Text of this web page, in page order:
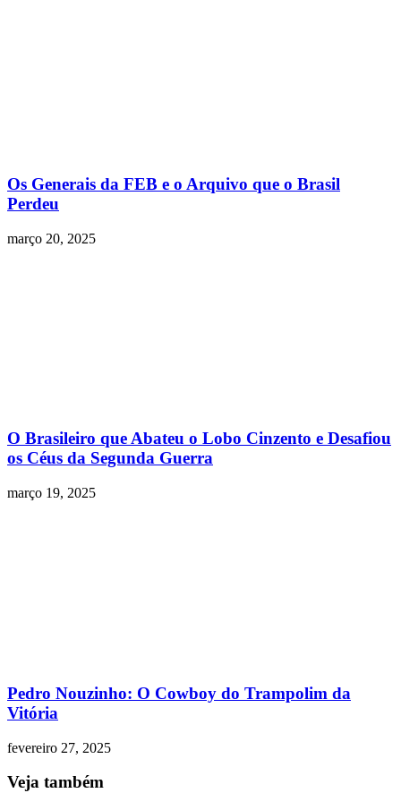
Os Generais da FEB e o Arquivo que o Brasil
Perdeu
março 20, 2025
O Brasileiro que Abateu o Lobo Cinzento e Desafiou
os Céus da Segunda Guerra
março 19, 2025
Pedro Nouzinho: O Cowboy do Trampolim da
Vitória
fevereiro 27, 2025
Veja também